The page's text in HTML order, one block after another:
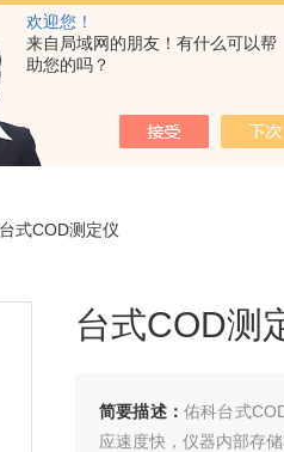
欢迎您！
来自局域网的朋友！有什么可以帮
助您的吗？
式COD测定仪
台式COD测
简要描述： 佑科台式
应速度快，仪器内部存